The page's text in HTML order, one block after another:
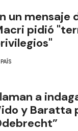
un mensaje
pidió
PAÍS
a
y Baratta